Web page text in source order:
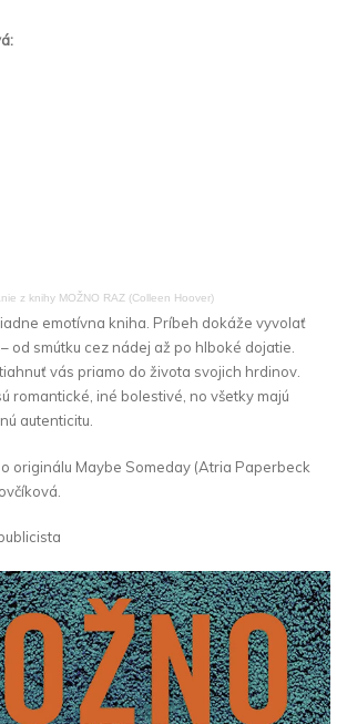
z knihy MOŽNO RAZ (Colleen Hoover)
emotívna kniha. Príbeh dokáže vyvolať
od smútku cez nádej až po hlboké dojatie.
vás priamo do života svojich hrdinov.
romantické, iné bolestivé, no všetky majú
autenticitu.
originálu Maybe Someday (Atria Paperbeck